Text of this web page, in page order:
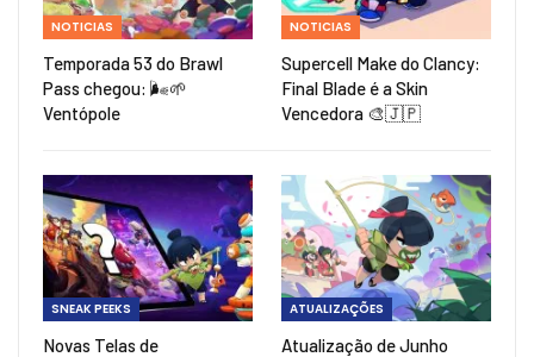
NOTICIAS
Temporada 53 do Brawl
Pass chegou: 🌬️🌱
Ventópole
NOTICIAS
Supercell Make do Clancy:
Final Blade é a Skin
Vencedora 🎨🇯🇵
SNEAK PEEKS
Novas Telas de
ATUALIZAÇÕES
Atualização de Junho